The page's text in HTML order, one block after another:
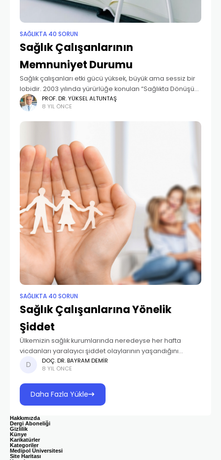
SAĞLIKTA 40 SORUN
Sağlık Çalışanlarının
Memnuniyet Durumu
Sağlık çalışanları etki gücü yüksek, büyük ama sessiz bir
lobidir. 2003 yılında yürürlüğe konulan “Sağlıkta Dönüşüm
Programı” ile yapısal reformlar yapılmış, bunun
sonucunda halkın sağlık hizmetlerinden memnuniyeti
artmış, buna karşın
PROF. DR. YÜKSEL ALTUNTAŞ
8 YIL ÖNCE
SAĞLIKTA 40 SORUN
Sağlık Çalışanlarına Yönelik
Şiddet
Ülkemizin sağlık kurumlarında neredeyse her hafta
vicdanları yaralayıcı şiddet olaylarının yaşandığını
görmekteyiz. Olaylar, bir anda ülke gündemine
oturmakta ve ardından televizyon, gazete ve sosyal
medya platformlarında uzmanlar ve vatandaşlarca
yetkililerin
DOÇ. DR. BAYRAM DEMIR
8 YIL ÖNCE
Daha Fazla Yükle
Hakkımızda
Dergi Aboneliği
Gizlilik
Künye
Karikatürler
Kategoriler
Medipol Üniversitesi
Site Haritası